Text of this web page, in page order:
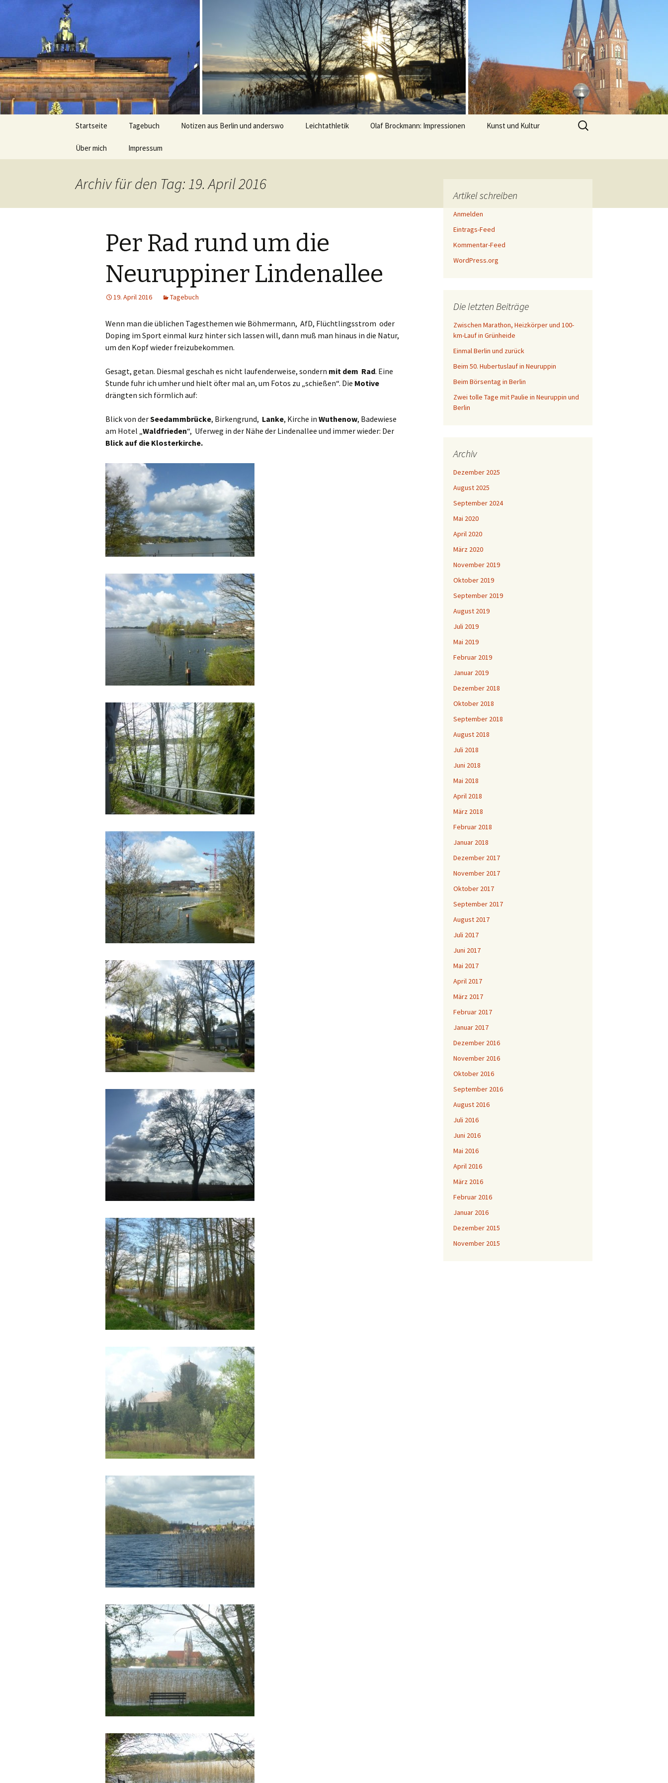
Peter Grau
Zum
springen
Startseite Tagebuch Notizen aus Berlin und anderswo Leichtathletik Olaf Brockmann: Impressionen Kunst und Kultur
Über mich Impressum
Suchen
nach:
Archiv für den Tag: 19. April 2016
Per Rad rund um die
Neuruppiner Lindenallee
19. April 2016 Tagebuch
Wenn man die üblichen Tagesthemen wie Böhmermann, AfD, Flüchtlingsstrom oder
Doping im Sport einmal kurz hinter sich lassen will, dann muß man hinaus in die Natur,
um den Kopf wieder freizubekommen.
Gesagt, getan. Diesmal geschah es nicht laufenderweise, sondern mit dem Rad. Eine
Stunde fuhr ich umher und hielt öfter mal an, um Fotos zu „schießen“. Die Motive
drängten sich förmlich auf:
Blick von derSeedammbrücke, Birkengrund, Lanke, Kirche in Wuthenow, Badewiese
am Hotel „Waldfrieden“, Uferweg in der Nähe der Lindenallee und immer wieder: Der
Blick auf die Klosterkirche.
Artikel schreiben
Anmelden
Eintrags-Feed
Kommentar-Feed
WordPress.org
Die letzten Beiträge
Zwischen Marathon, Heizkörper und 100-
km-Lauf in Grünheide
Einmal Berlin und zurück
Beim 50. Hubertuslauf in Neuruppin
Beim Börsentag in Berlin
Zwei tolle Tage mit Paulie in Neuruppin und
Berlin
Archiv
Dezember 2025
August 2025
September 2024
Mai 2020
April 2020
März 2020
November 2019
Oktober 2019
September 2019
August 2019
Juli 2019
Mai 2019
Februar 2019
Januar 2019
Dezember 2018
Oktober 2018
September 2018
August 2018
Juli 2018
Juni 2018
Mai 2018
April 2018
März 2018
Februar 2018
Januar 2018
Dezember 2017
November 2017
Oktober 2017
September 2017
August 2017
Juli 2017
Juni 2017
Mai 2017
April 2017
März 2017
Februar 2017
Januar 2017
Dezember 2016
November 2016
Oktober 2016
September 2016
August 2016
Juli 2016
Juni 2016
Mai 2016
April 2016
März 2016
Februar 2016
Januar 2016
Dezember 2015
November 2015